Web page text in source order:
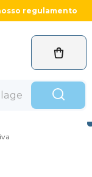
regulamento